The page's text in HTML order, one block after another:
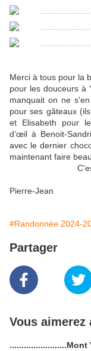
Merci à tous pour la
pour les douceurs à
manquait on ne
pour ses gâteaux
et Elisabeth pour
d’œil à Benoit-
avec le dernier
maintenant faire
Pierre-Jean
#Randonnée 2024-
Partager
Vous aimerez
........................Mont